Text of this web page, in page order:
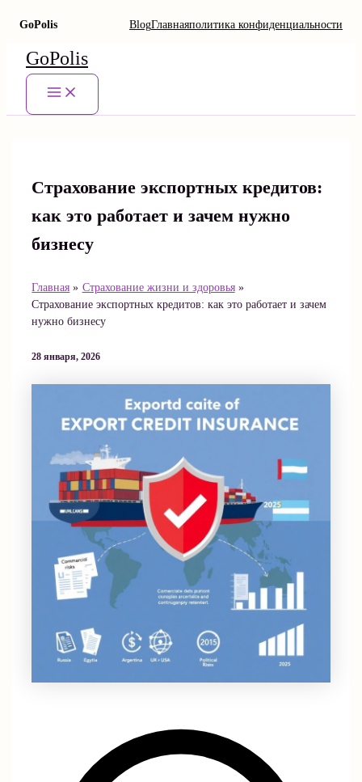
GoPolis BlogГлавнаяполитика конфиденциальности
Перейти
содержимому
GoPolis
Main
Страхование экспортных кредитов:
как это работает и зачем нужно
бизнесу
Главная
Страхование жизни и здоровья
Страхование экспортных кредитов: как это работает и зачем
нужно бизнесу
28 января, 2026